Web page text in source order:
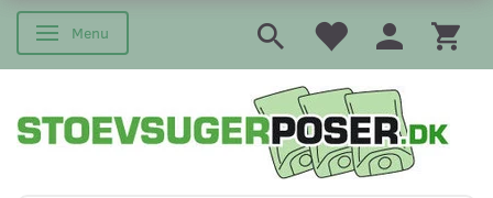
Skifte navigation
Menu